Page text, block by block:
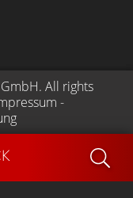
. All rights
-